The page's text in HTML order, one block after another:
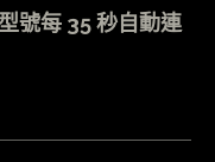
號每 35 秒自動連